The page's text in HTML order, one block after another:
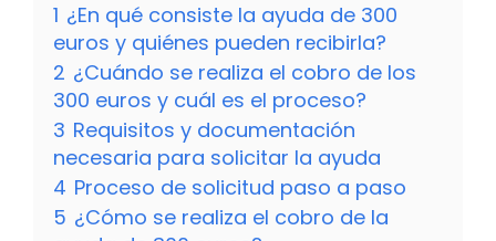
1 ¿En qué consiste la ayuda de 300
euros y quiénes pueden recibirla?
2 ¿Cuándo se realiza el cobro de los
300 euros y cuál es el proceso?
3 Requisitos y documentación
necesaria para solicitar la ayuda
4 Proceso de solicitud paso a paso
5 ¿Cómo se realiza el cobro de la